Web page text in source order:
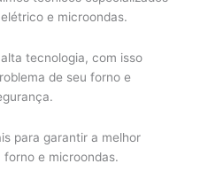
e microondas.
tecnologia, com isso
de seu forno e
para garantir a melhor
forno e microondas.